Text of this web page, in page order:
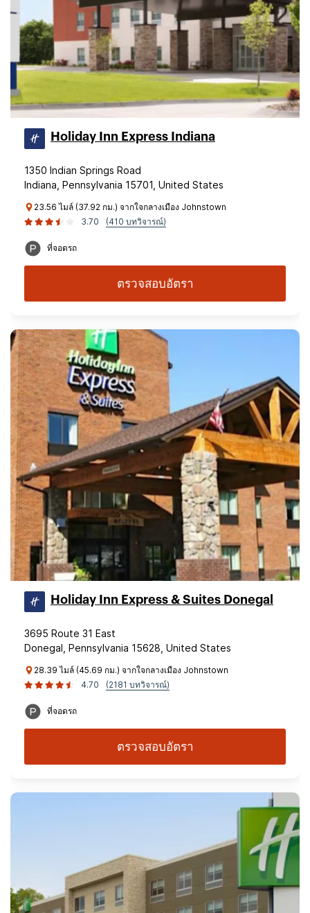
Holiday Inn Express Indiana
1350 Indian Springs Road
Indiana, Pennsylvania 15701, United States
23.56 ไมล์ (37.92 กม.) จากใจกลางเมือง Johnstown
3.70
(410 บทวิจารณ์)
ที่จอดรถ
ตรวจสอบอัตรา
Holiday Inn Express & Suites Donegal
3695 Route 31 East
Donegal, Pennsylvania 15628, United States
28.39 ไมล์ (45.69 กม.) จากใจกลางเมือง Johnstown
4.70
(2181 บทวิจารณ์)
ที่จอดรถ
ตรวจสอบอัตรา